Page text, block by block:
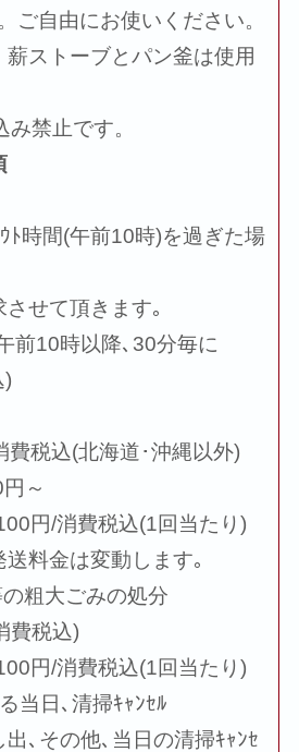
ご自由にお使いください。
薪ストーブとパン釜は使用
禁止です。
ﾄ時間(午前10時)を過ぎた場
せて頂きます｡
前10時以降､30分毎に
)
費税込(北海道･沖縄以外)
～
円/消費税込(1回当たり)
料金は変動します｡
の粗大ごみの処分
費税込)
円/消費税込(1回当たり)
当日､清掃ｷｬﾝｾﾙ
､その他､当日の清掃ｷｬﾝｾ